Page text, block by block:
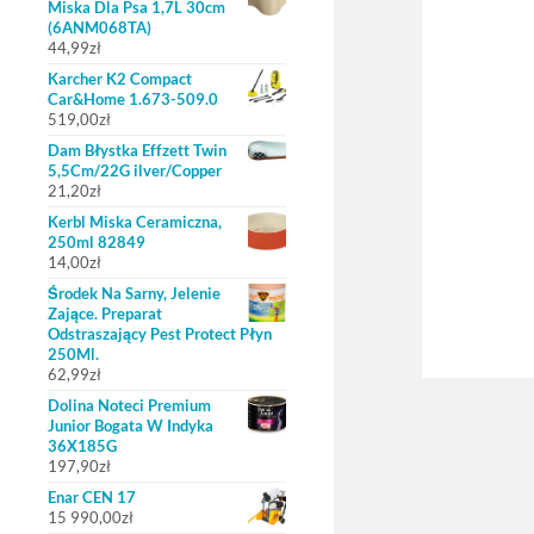
Miska Dla Psa 1,7L 30cm
(6ANM068TA)
44,99zł
Karcher K2 Compact
Car&Home 1.673-509.0
519,00zł
Dam Błystka Effzett Twin
5,5Cm/22G ilver/Copper
21,20zł
Kerbl Miska Ceramiczna,
250ml 82849
14,00zł
Środek Na Sarny, Jelenie
Zające. Preparat
Odstraszający Pest Protect Płyn
250Ml.
62,99zł
Dolina Noteci Premium
Junior Bogata W Indyka
36X185G
197,90zł
Enar CEN 17
15 990,00zł